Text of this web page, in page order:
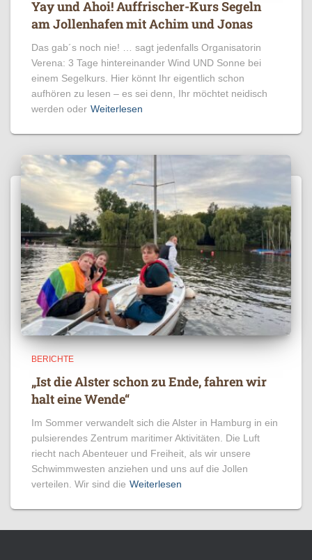
Yay und Ahoi! Auffrischer-Kurs Segeln
am Jollenhafen mit Achim und Jonas
Das gab´s noch nie! … sagt jedenfalls Organisatorin
Verena: 3 Tage hintereinander Wind UND Sonne bei
einem Segelkurs. Hier könnt Ihr eigentlich schon
aufhören zu lesen – es sei denn, Ihr möchtet neidisch
werden oder Weiterlesen
BERICHTE
„Ist die Alster schon zu Ende, fahren wir
halt eine Wende“
Im Sommer verwandelt sich die Alster in Hamburg in ein
pulsierendes Zentrum maritimer Aktivitäten. Die Luft
riecht nach Abenteuer und Freiheit, als wir unsere
Schwimmwesten anziehen und uns auf die Jollen
verteilen. Wir sind die Weiterlesen